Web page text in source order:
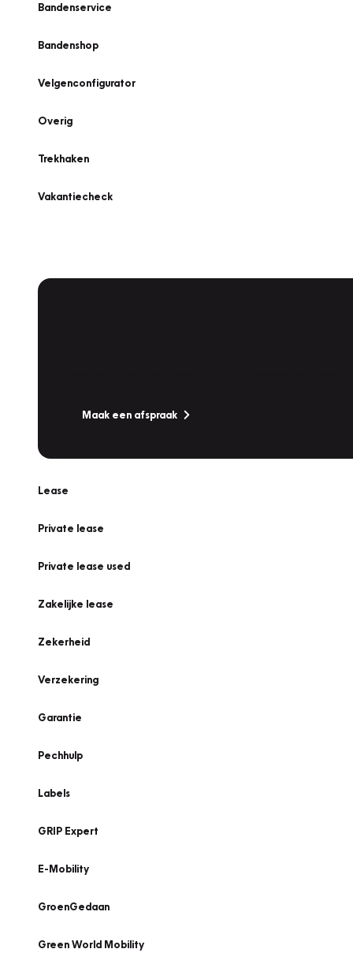
Bandenservice
Bandenshop
Velgenconfigurator
Overig
Trekhaken
Vakantiecheck
Maak een afspraak
Lease
Private lease
Private lease used
Zakelijke lease
Zekerheid
Verzekering
Garantie
Pechhulp
Labels
GRIP Expert
E-Mobility
GroenGedaan
Green World Mobility